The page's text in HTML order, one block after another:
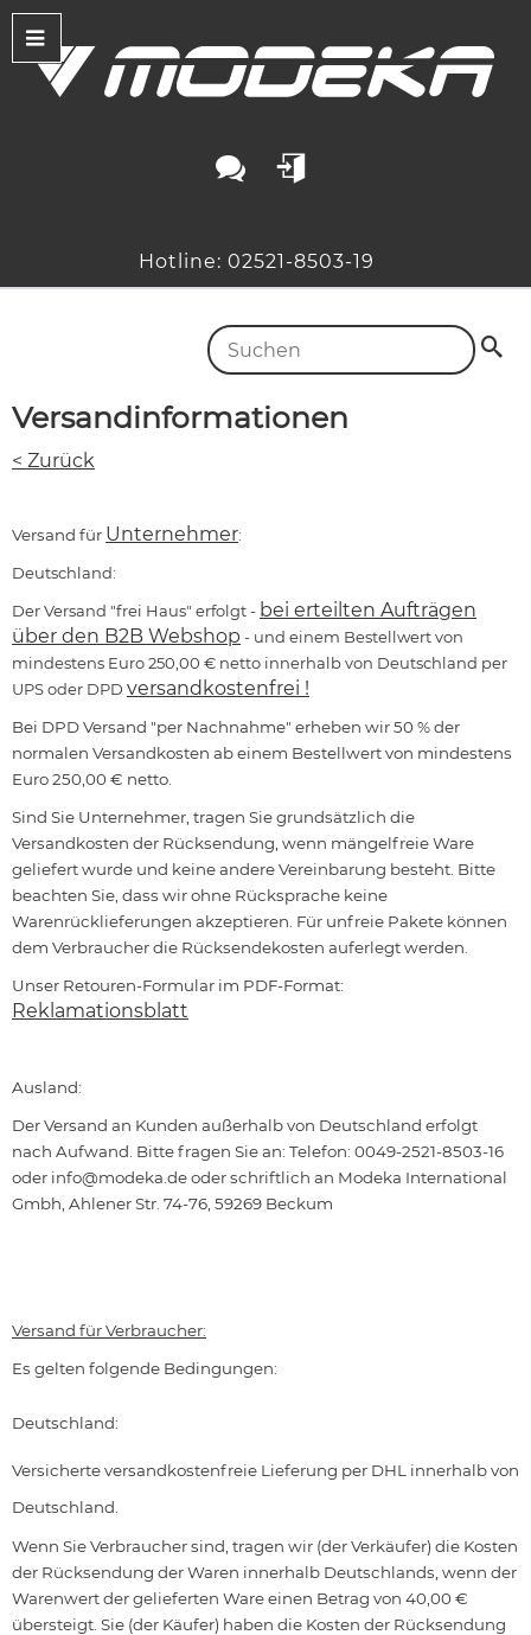
Hotline: 02521-8503-19
Versandinformationen
< Zurück
Versand für Unternehmer:
Deutschland:
Der Versand "frei Haus" erfolgt - bei erteilten Aufträgen
über den B2B Webshop - und einem Bestellwert von
mindestens Euro 250,00 € netto innerhalb von Deutschland per
UPS oder DPD versandkostenfrei !
Bei DPD Versand "per Nachnahme" erheben wir 50 % der
normalen Versandkosten ab einem Bestellwert von mindestens
Euro 250,00 € netto.
Sind Sie Unternehmer, tragen Sie grundsätzlich die
Versandkosten der Rücksendung, wenn mängelfreie Ware
geliefert wurde und keine andere Vereinbarung besteht. Bitte
beachten Sie, dass wir ohne Rücksprache keine
Warenrücklieferungen akzeptieren. Für unfreie Pakete können
dem Verbraucher die Rücksendekosten auferlegt werden.
Unser Retouren-Formular im PDF-Format:
Reklamationsblatt
Ausland:
Der Versand an Kunden außerhalb von Deutschland erfolgt
nach Aufwand. Bitte fragen Sie an: Telefon: 0049-2521-8503-16
oder info@modeka.deoder schriftlich an Modeka International
Gmbh, Ahlener Str. 74-76, 59269 Beckum
Versand für Verbraucher:
Es gelten folgende Bedingungen:
Deutschland:
Versicherte versandkostenfreie Lieferung per DHL innerhalb von
Deutschland.
Wenn Sie Verbraucher sind, tragen wir (der Verkäufer) die Kosten
der Rücksendung der Waren innerhalb Deutschlands, wenn der
Warenwert der gelieferten Ware einen Betrag von 40,00 €
übersteigt. Sie (der Käufer) haben die Kosten der Rücksendung